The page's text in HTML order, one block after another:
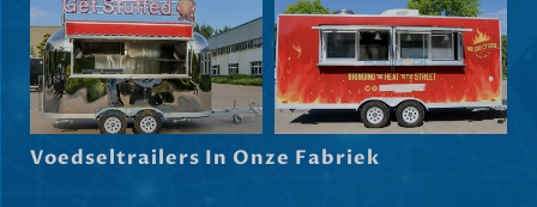
Voedseltrailers In Onze Fabriek
Norsk bokmål
Slovenčina
Svenska